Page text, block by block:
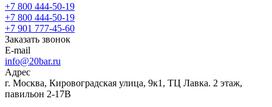
+7 800 444-50-19
+7 800 444-50-19
+7 901 777-45-60
Заказать звонок
E-mail
info@20bar.ru
Адрес
г. Москва, Кировоградская улица, 9к1, ТЦ Лавка. 2 этаж,
павильон 2-17В